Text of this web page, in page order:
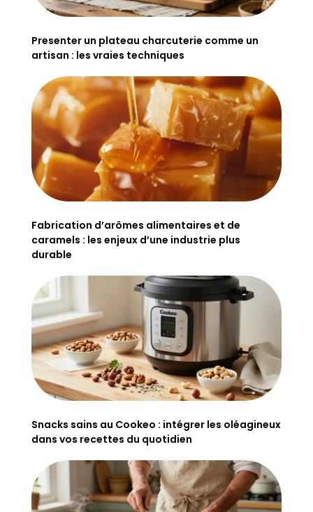
Presenter un plateau charcuterie comme un
artisan : les vraies techniques
Fabrication d’arômes alimentaires et de
caramels : les enjeux d’une industrie plus
durable
Snacks sains au Cookeo : intégrer les oléagineux
dans vos recettes du quotidien